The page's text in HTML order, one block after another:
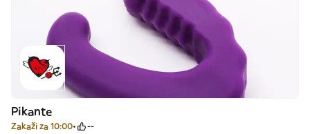
Pikante
Zakaži za 10:00 --